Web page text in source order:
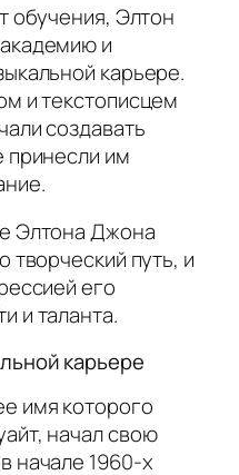
обучения, Элтон
и
карьере.
и текстописцем
создавать
принесли им
Элтона Джона
творческий путь, и
его
и таланта.
карьере
имя которого
начал свою
начале 1960-х